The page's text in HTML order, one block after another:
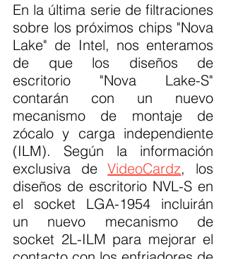
En la última serie de filtraciones
sobre los próximos chips "Nova
Lake" de Intel, nos enteramos
de que los diseños de
escritorio "Nova Lake-S"
contarán con un nuevo
mecanismo de montaje de
zócalo y carga independiente
(ILM). Según la información
exclusiva de VideoCardz, los
diseños de escritorio NVL-S en
el socket LGA-1954 incluirán
un nuevo mecanismo de
socket 2L-ILM para mejorar el